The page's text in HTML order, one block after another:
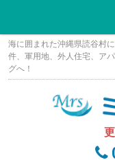
Skip
content
海に囲まれた沖縄県読谷村
件、軍用地、外人住宅、ア
グへ！